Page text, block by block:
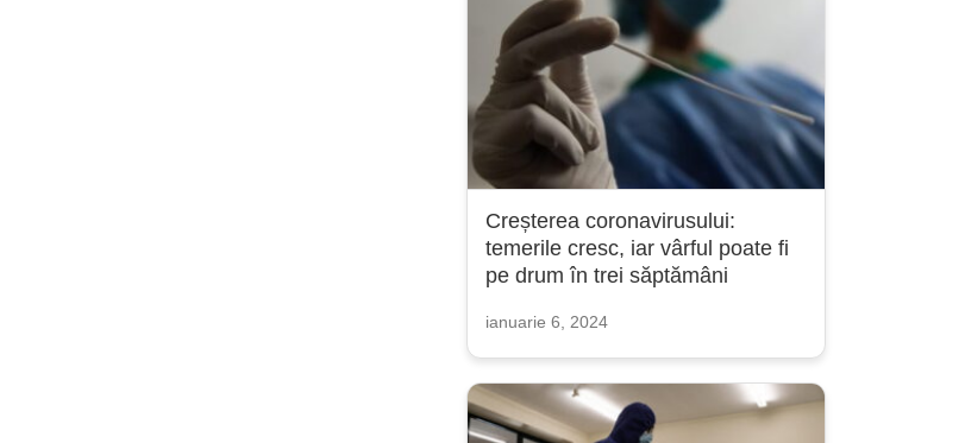
Creșterea coronavirusului:
temerile cresc, iar vârful poate fi
pe drum în trei săptămâni
ianuarie 6, 2024